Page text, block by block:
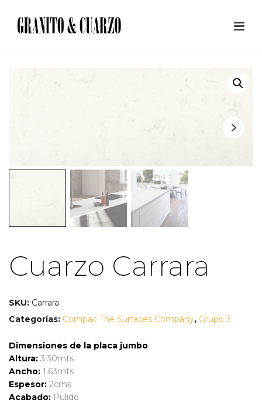
Cuarzo Carrara
SKU: Carrara
Categorías: Compac The Surfaces Company, Grupo 3
Dimensiones de la placa jumbo
Altura: 3.30mts
Ancho: 1.63mts
Espesor: 2cms
Acabado: Pulido